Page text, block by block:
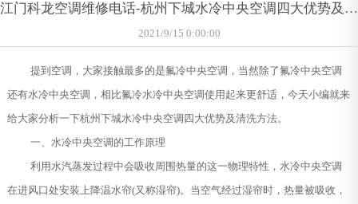
江门科龙空调维修电话-杭州下城水冷中央空调四大优势及清
洗方法
2021/9/15 0:00:00
提到空调，大家接触最多的是氟冷中央空调，当然除了氟冷中央空调
还有水冷中央空调，相比氟冷水冷中央空调使用起来更舒适，今天小编就来
给大家分析一下杭州下城水冷中央空调四大优势及清洗方法。
一、水冷中央空调的工作原理
利用水汽蒸发过程中会吸收周围热量的这一物理特性，水冷中央空调
在进风口处安装上降温水帘(又称湿帘)。当空气经过湿帘时，热量被吸收，